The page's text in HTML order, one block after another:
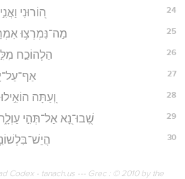
24 ה֭וֹרוּנִי
25 מַה־נִּמְרְצ֥וּ
26 הַלְהוֹכַ֣ח
27
28 וְ֭עַתָּה
29 שֻֽׁבוּ־נָ֭א אַל־תְּהִ֣י
30
Codex - tanach.us --- Grec : © 2010 by the